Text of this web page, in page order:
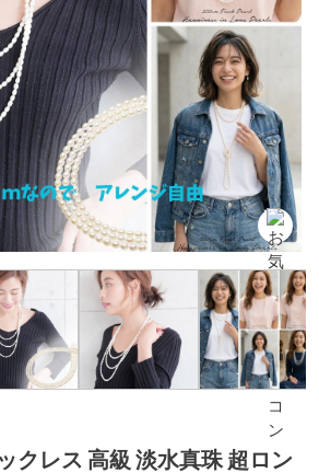
クレス 高級 淡水真珠 超ロン